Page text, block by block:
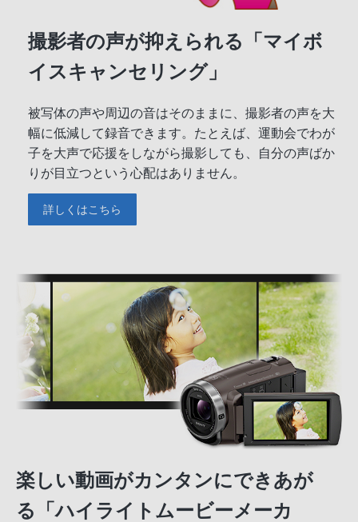
撮影者の声が抑えられる「マイボ
イスキャンセリング」
被写体の声や周辺の音はそのままに、撮影者の声を大
幅に低減して録音できます。たとえば、運動会でわが
子を大声で応援をしながら撮影しても、自分の声ばか
りが目立つという心配はありません。
詳しくはこちら
楽しい動画がカンタンにできあが
る「ハイライトムービーメーカ